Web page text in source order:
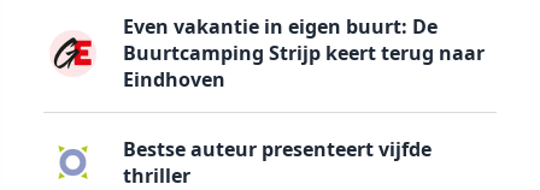
Even vakantie in eigen buurt: De
Buurtcamping Strijp keert terug naar
Eindhoven
Bestse auteur presenteert vijfde
thriller